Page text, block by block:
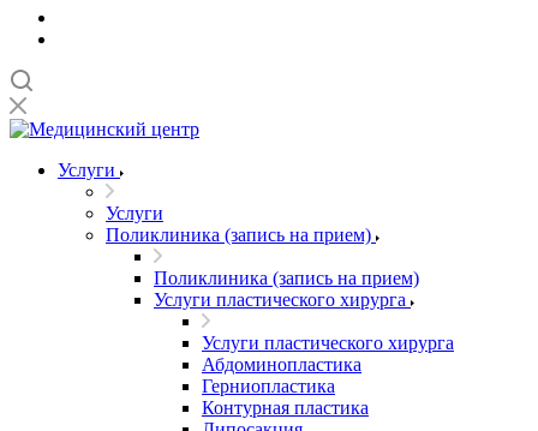
Услуги
Услуги
Поликлиника (запись на прием)
Поликлиника (запись на прием)
Услуги пластического хирурга
Услуги пластического хирурга
Абдоминопластика
Герниопластика
Контурная пластика